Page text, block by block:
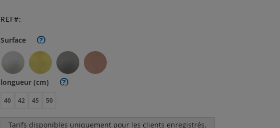
Surface ?
longueur (cm) ?
40 42 45 50
Tarifs disponibles uniquement pour les clients enregistrés.
REF